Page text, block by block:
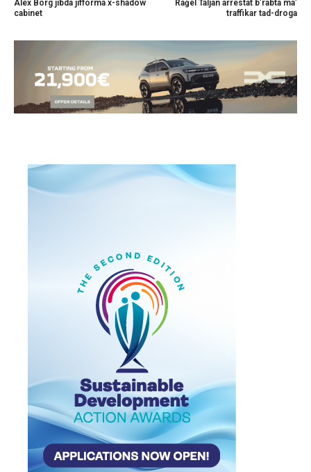
Alex Borg jibda jifforma x-shadow
cabinet
Raġel Taljan arrestat b’rabta ma’
traffikar tad-droga